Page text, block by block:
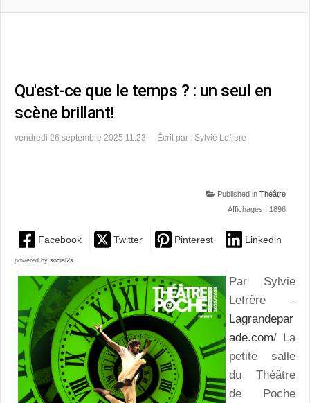
Qu'est-ce que le temps ? : un seul en
scène brillant!
vendredi 26 septembre 2025 11:23 Écrit par : Sylvie Lefrere
Published in Théâtre
Affichages : 1896
Facebook Twitter Pinterest Linkedin
powered by social2s
Par Sylvie
Lefrère -
Lagrandepar
ade.com/ La
petite salle
du Théâtre
de Poche